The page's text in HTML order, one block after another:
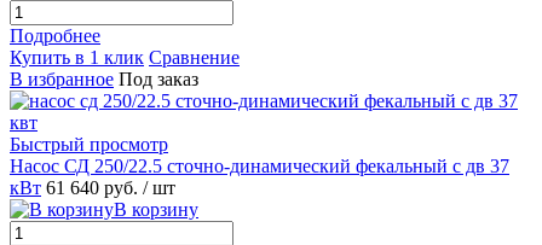
Подробнее
Купить в 1 клик Сравнение
В избранное Под заказ
Быстрый просмотр
Насос СД 250/22.5 сточно-динамический фекальный с дв 37
кВт 61 640 руб. / шт
В корзину